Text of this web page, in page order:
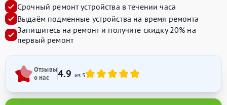
Срочный ремонт устройства в течении часа
Выдаём подменные устройства на время ремонта
Запишитесь на ремонт и получите скидку 20% на
первый ремонт
Отзывы
о нас
4.9 из 5